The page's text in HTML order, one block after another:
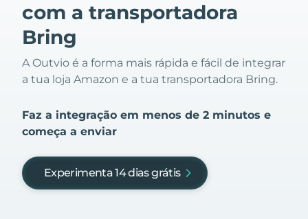
com a transportadora
Bring
A Outvio é a forma mais rápida e fácil de integrar
a tua loja Amazon e a tua transportadora Bring.
Faz a integração em menos de 2 minutos e
começa a enviar
Experimenta 14 dias grátis